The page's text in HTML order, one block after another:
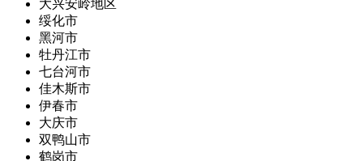
大兴安岭地区
绥化市
黑河市
牡丹江市
七台河市
佳木斯市
伊春市
大庆市
双鸭山市
鹤岗市